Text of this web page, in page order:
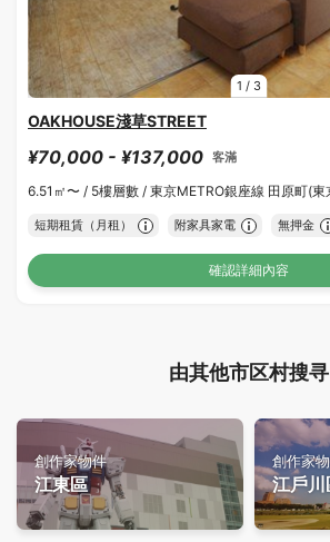
1 / 3
OAKHOUSE淺草STREET
¥70,000 - ¥137,000 客滿
6.51㎡〜 / 5樓層數 / 東京METRO銀座線 田原町(東
短期租賃（月租） 附家具家電 無押金
確認詳細內容
由其他市区村搜寻
創作家物件
江東區
創作家
江戶川